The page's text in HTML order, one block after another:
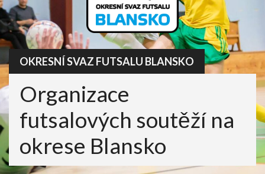
OKRESNÍ SVAZ FUTSALU BLANSKO
Organizace
futsalových soutěží na
okrese Blansko